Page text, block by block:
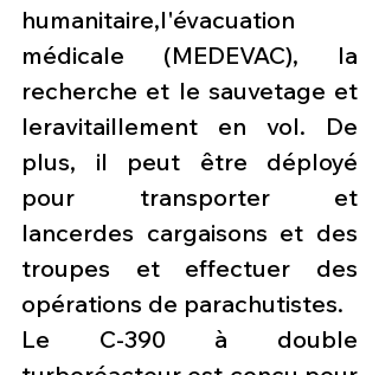
humanitaire,l'évacuation
médicale (MEDEVAC), la
recherche et le sauvetage et
leravitaillement en vol. De
plus, il peut être déployé
pour transporter et
lancerdes cargaisons et des
troupes et effectuer des
opérations de parachutistes.
Le C-390 à double